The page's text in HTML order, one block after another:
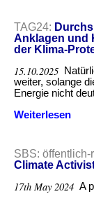
die
Wie
weit
darf
der
TAG24:
Anklagen und
der Klima-
15.10.2025
weiter, solange
Energie nicht
Weiterlesen
und
Das
der
SBS:
Climate
17th May 2024 A